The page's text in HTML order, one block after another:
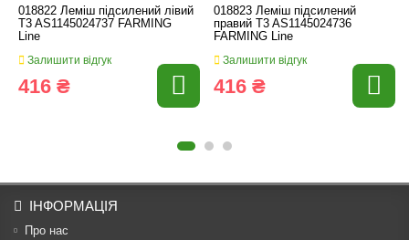
018822 Леміш підсилений лівий
T3 AS1145024737 FARMING
Line
Залишити відгук
416 ₴
018823 Леміш підсилений
правий T3 AS1145024736
FARMING Line
Залишити відгук
416 ₴
ІНФОРМАЦІЯ
Про нас